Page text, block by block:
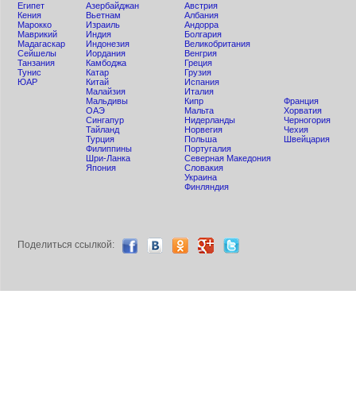
Египет
Кения
Мaрокко
Маврикий
Мадагаскар
Сейшелы
Танзания
Тунис
ЮАР
Азербайджан
Вьетнам
Израиль
Индия
Индонезия
Иордания
Камбоджа
Катар
Китай
Малайзия
Мальдивы
ОАЭ
Сингапур
Тайланд
Турция
Филиппины
Шри-Ланка
Япония
Австрия
Албания
Андорра
Болгария
Великобритания
Венгрия
Греция
Грузия
Испания
Италия
Кипр
Мальта
Нидерланды
Норвегия
Польша
Португалия
Северная Македония
Словакия
Украина
Финляндия
Франция
Хорватия
Черногория
Чехия
Швейцария
Поделиться ccылкой: